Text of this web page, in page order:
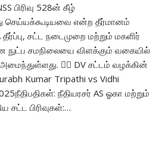
பிரிவு 528ன் கீழ்
செய்யக்கூடியவை என்ற தீர்மானம்
சட்ட நடைமுறை மற்றும் மகளிர்
நுட்ப சமநிலையை விளக்கும் வகையில்
அமைந்துள்ளது. 🧑‍⚖️ DV சட்டம் வழக்கின்
Kumar Tripathi vs Vidhi
நீதியரசர் AS ஓகா மற்றும்
சட்ட பிரிவுகள்:…